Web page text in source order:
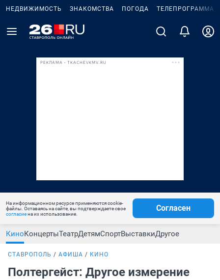
НЕДВИЖИМОСТЬ ЗНАКОМСТВА ПОГОДА ТЕЛЕПРОГРАММА
РЕКЛАМА • TKACHEVKMV.RU
На информационном ресурсе применяются cookie-
файлы. Оставаясь на сайте, вы подтверждаете свое
согласиена их использование.
Согласен
КиноКонцертыТеатрДетямСпортВыставкиДругое
СТАВРОПОЛЬ АФИША КИНО
Полтергейст: Другое измерение